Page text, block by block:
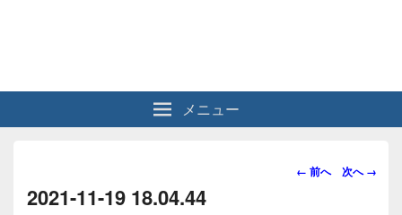
メニュー
画
← 前へ 次へ →
2021-11-19 18.04.44